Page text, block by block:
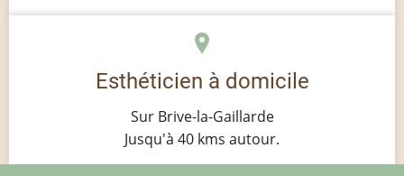
Esthéticien à domicile
Sur Brive-la-Gaillarde
Jusqu'à 40 kms autour.